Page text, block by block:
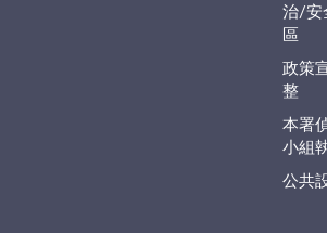
治/安
區
政策
整
本署
小組
公共